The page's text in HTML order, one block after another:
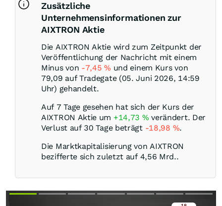
Zusätzliche
Unternehmensinformationen zur
AIXTRON Aktie
Die AIXTRON Aktie wird zum Zeitpunkt der
Veröffentlichung der Nachricht mit einem
Minus von -7,45% und einem Kurs von
79,09 auf Tradegate (05. Juni 2026, 14:59
Uhr) gehandelt.
Auf 7 Tage gesehen hat sich der Kurs der
AIXTRON Aktie um +14,73 % verändert. Der
Verlust auf 30 Tage beträgt -18,98 %.
Die Marktkapitalisierung von AIXTRON
bezifferte sich zuletzt auf 4,56 Mrd..